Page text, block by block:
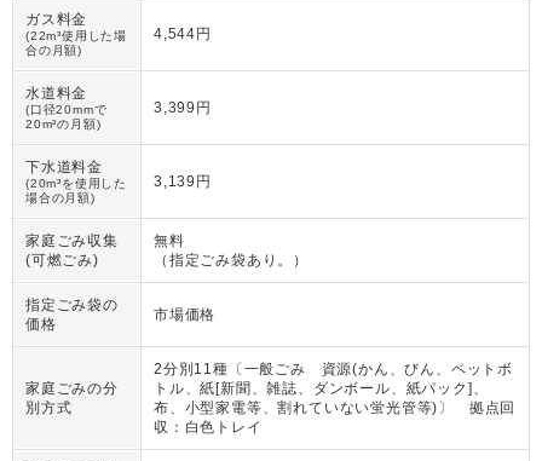
ガス料金
(22m³使用した場
合の月額)
4,544円
水道料金
(口径20mmで
20m³の月額)
3,399円
下水道料金
(20m³を使用した
場合の月額)
3,139円
家庭ごみ収集
(可燃ごみ)
無料
（ 指定ごみ袋あり。 ）
指定ごみ袋の
価格
市場価格
家庭ごみの分
別方式
2分別11種〔一般ごみ 資源(かん、びん、ペットボ
トル、紙[新聞、雑誌、ダンボール、紙パック]、
布、小型家電等、割れていない蛍光管等)〕 拠点回
収：白色トレイ